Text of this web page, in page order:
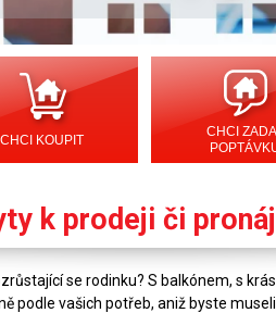
CHCI KOUPIT
CHCI
k prodeji či
se rodinku? S balkónem, s
podle vašich potřeb, aniž byste